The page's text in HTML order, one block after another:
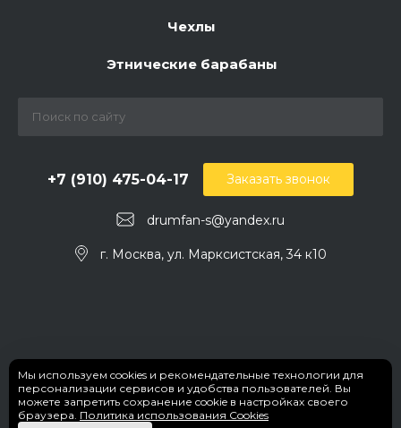
Чехлы
Этнические барабаны
+7 (910) 475-04-17
drumfan-s@yandex.ru
Заказать звонок
г. Москва, ул. Марксистская, 34 к10
© 2026 DrumFan, Все права защищены.
Мы используем cookies и рекомендательные технологии для
персонализации сервисов и удобства пользователей. Вы
можете запретить сохранение cookie в настройках своего
браузера. Политика использования Cookies